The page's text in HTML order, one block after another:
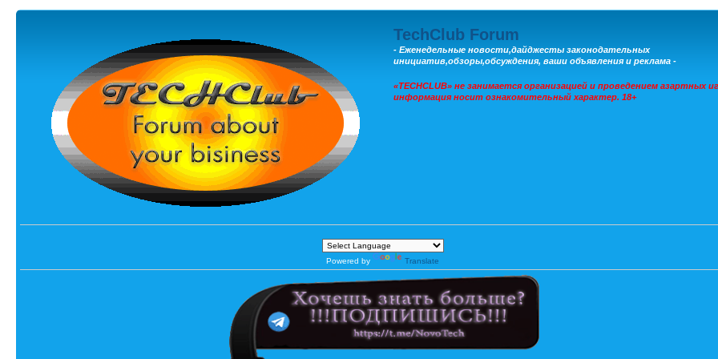
TechClub Forum
- Еженедельные новости,дайджесты законодательных
инициатив,обзоры,обсуждения, ваши объявления и реклама -
«TECHCLUB» не занимается организацией и проведением азартных
информация носит ознакомительный характер. 18+
Powered by Translate